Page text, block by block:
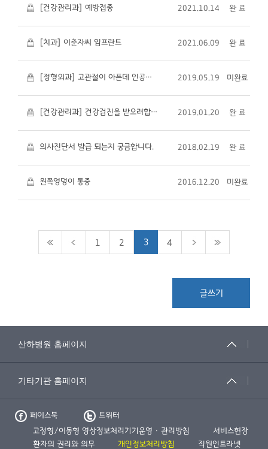
[건강관리과] 예방접종 2021.10.14 완 료
[치과] 이춘자씨 임프란트 2021.06.09 완 료
[정형외과] 고관절이 아픈데 인공관절 치환술 받으려면................. 2019.05.19 미완료
[건강관리과] 건강검진을 받으려합니다 2019.01.20 완 료
의사진단서 발급 되는지 궁금합니다. 2018.02.19 완 료
왼쪽엉덩이 통증 2016.12.20 미완료
1 2 3 4
글쓰기
페이스북
트위터
고정형/이동형 영상정보처리기기운영 · 관리방침
서비스헌장
환자의 권리와 의무
개인정보처리방침 직원인트라넷